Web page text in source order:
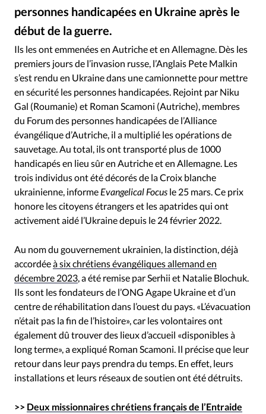
Mission
Monde People Politique
Religions
Société
personnes handicapées en Ukraine après le
début de la guerre.
Ils les ont emmenées en Autriche et en Allemagne. Dès les
premiers jours de l’invasion russe, l’Anglais Pete Malkin
s’est rendu en Ukraine dans une camionnette pour mettre
en sécurité les personnes handicapées. Rejoint par Niku
Gal (Roumanie) et Roman Scamoni (Autriche), membres
du Forum des personnes handicapées de l’Alliance
évangélique d’Autriche, il a multiplié les opérations de
sauvetage. Au total, ils ont transporté plus de 1000
handicapés en lieu sûr en Autriche et en Allemagne. Les
trois individus ont été décorés de la Croix blanche
ukrainienne, informe Evangelical Focus le 25 mars. Ce prix
honore les citoyens étrangers et les apatrides qui ont
activement aidé l’Ukraine depuis le 24 février 2022.
Au nom du gouvernement ukrainien, la distinction, déjà
accordéeà six chrétiens évangéliques allemand en
décembre 2023, a été remise par Serhii et Natalie Blochuk.
Ils sont les fondateurs de l’ONG Agape Ukraine et d’un
centre de réhabilitation dans l’ouest du pays. «L’évacuation
n’était pas la fin de l’histoire», car les volontaires ont
également dû trouver des lieux d’accueil «disponibles à
long terme», a expliqué Roman Scamoni. Il précise que leur
retour dans leur pays prendra du temps. En effet, leurs
installations et leurs réseaux de soutien ont été détruits.
>> Deux missionnaires chrétiens français de l’Entraide